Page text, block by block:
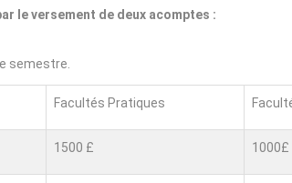
le versement de deux acomptes :
semestre.
Facultés Pratiques
1500 £ 1000£